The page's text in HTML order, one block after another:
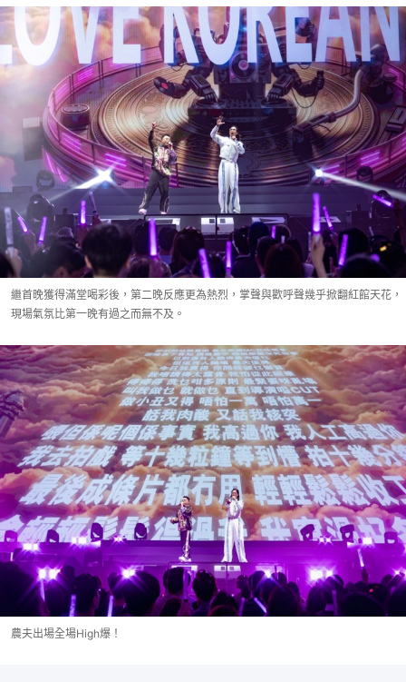
繼首晚獲得滿堂喝彩後，第二晚反應更為熱烈，掌聲與歡呼聲幾乎掀翻紅館天花，
現場氣氛比第一晚有過之而無不及。
農夫出場全場High爆！